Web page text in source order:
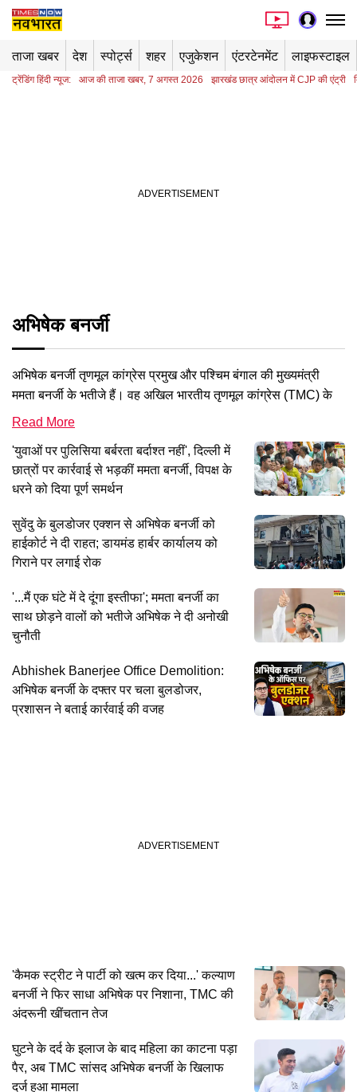
ताजा खबर देश स्पोर्ट्स शहर एजुकेशन एंटरटेनमेंट लाइफस्टाइल
ट्रेंडिंग हिंदी न्यूज: आज की ताजा खबर, 7 अगस्त 2026 झारखंड छात्र आंदोलन में CJP की एंट्री
अभिषेक बनर्जी
अभिषेक बनर्जी तृणमूल कांग्रेस प्रमुख और पश्चिम बंगाल की मुख्यमंत्री
ममता बनर्जी के भतीजे हैं। वह अखिल भारतीय तृणमूल कांग्रेस (TMC) के
सदस्य हैं। वर्तमान में, वह 2014 से डायमंड हार्बर (लोकसभा निर्वाचन क्षेत्र),
युवा कांग्रेस के राष्ट्रीय अध्यक्ष भी रहे हैं। जून 2021 में उन्हें अखिल
भारतीय तृणमूल कांग्रेस का महासचिव नियुक्त किया गया। पश्चिम बंगाल में
एक कथित कोयला घोटाले से संबंधित मनी लॉन्ड्रिंग मामले में उनका नाम आ
चुका है जिसके संबंध में ईड...
Read More
'युवाओं पर पुलिसिया बर्बरता बर्दाश्त नहीं', दिल्ली में
छात्रों पर कार्रवाई से भड़कीं ममता बनर्जी, विपक्ष के
धरने को दिया पूर्ण समर्थन
सुवेंदु के बुलडोजर एक्शन से अभिषेक बनर्जी को
हाईकोर्ट ने दी राहत; डायमंड हार्बर कार्यालय को
गिराने पर लगाई रोक
'...मैं एक घंटे में दे दूंगा इस्तीफा'; ममता बनर्जी का
साथ छोड़ने वालों को भतीजे अभिषेक ने दी अनोखी
चुनौती
Abhishek Banerjee Office Demolition:
अभिषेक बनर्जी के दफ्तर पर चला बुलडोजर,
प्रशासन ने बताई कार्रवाई की वजह
'कैमक स्ट्रीट ने पार्टी को खत्म कर दिया...' कल्याण
बनर्जी ने फिर साधा अभिषेक पर निशाना, TMC की
अंदरूनी खींचतान तेज
घुटने के दर्द के इलाज के बाद महिला का काटना पड़ा
पैर, अब TMC सांसद अभिषेक बनर्जी के खिलाफ
दर्ज हुआ मामला